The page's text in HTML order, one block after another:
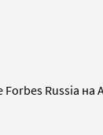
Russia на